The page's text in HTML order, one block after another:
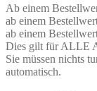
Ab einem
ab einem
ab einem
Dies gilt für ALLE
Sie müssen nichts
automatisch.